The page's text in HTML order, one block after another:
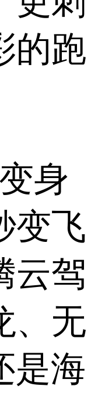
的跑
身
变飞
云驾
、无
是海